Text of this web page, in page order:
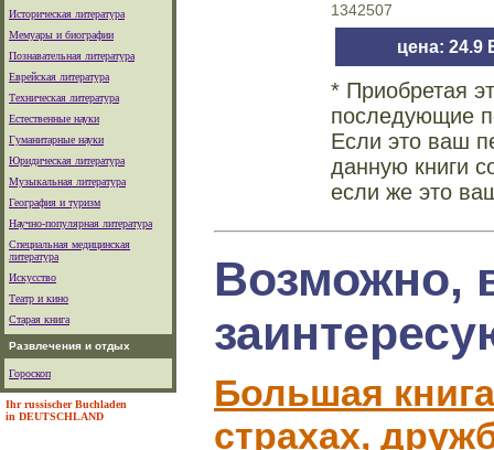
Историческая литература
Мемуары и биографии
Познавательная литература
Еврейская литература
Техническая литература
Естественные науки
Гуманитарные науки
Юридическая литература
Музыкальная литература
География и туризм
Научно-популярная литература
Специальная медицинская
литература
Искусство
Театр и кино
Старая книга
Развлечения и отдых
Гороскоп
Ihr russischer Buchladen
in DEUTSCHLAND
1342507
цена: 24.9
* Приобретая
последующие
Если это ваш
данную книги
если же это
Возможно,
Большая
страхах,